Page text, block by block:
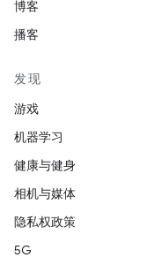
博客
播客
发现
游戏
机器学习
健康与健身
相机与媒体
隐私权政策
5G